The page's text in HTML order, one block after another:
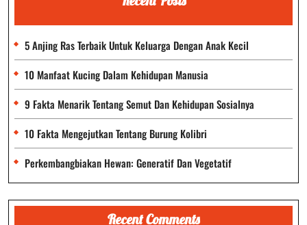
5 Anjing Ras Terbaik Untuk Keluarga Dengan Anak Kecil
10 Manfaat Kucing Dalam Kehidupan Manusia
9 Fakta Menarik Tentang Semut Dan Kehidupan Sosialnya
10 Fakta Mengejutkan Tentang Burung Kolibri
Perkembangbiakan Hewan: Generatif Dan Vegetatif
Recent Comments